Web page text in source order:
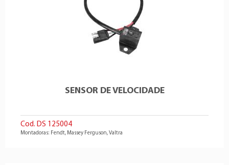
SENSOR DE VELOCIDADE
Cod. DS 125004
Montadoras: Fendt, Massey Ferguson, Valtra